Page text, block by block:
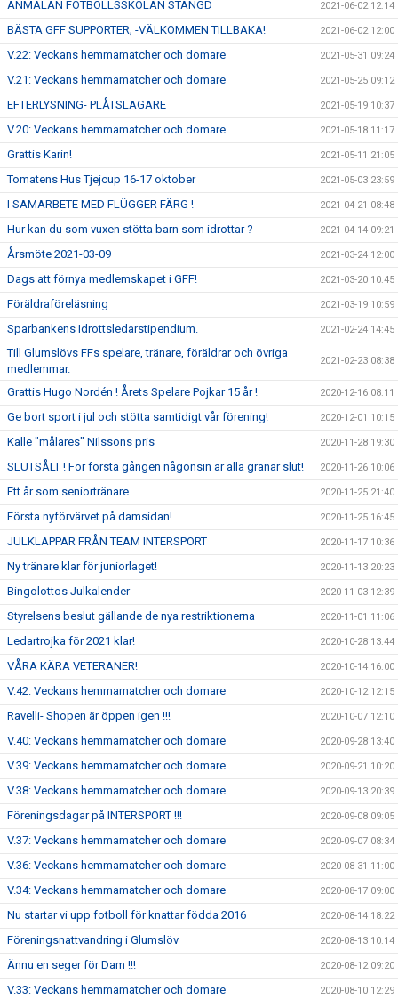
ANMÄLAN FOTBOLLSSKOLAN STÄNGD 2021-06-02 12:14
BÄSTA GFF SUPPORTER; -VÄLKOMMEN TILLBAKA! 2021-06-02 12:00
V.22: Veckans hemmamatcher och domare 2021-05-31 09:24
V.21: Veckans hemmamatcher och domare 2021-05-25 09:12
EFTERLYSNING- PLÅTSLAGARE 2021-05-19 10:37
V.20: Veckans hemmamatcher och domare 2021-05-18 11:17
Grattis Karin! 2021-05-11 21:05
Tomatens Hus Tjejcup 16-17 oktober 2021-05-03 23:59
I SAMARBETE MED FLÜGGER FÄRG ! 2021-04-21 08:48
Hur kan du som vuxen stötta barn som idrottar ? 2021-04-14 09:21
Årsmöte 2021-03-09 2021-03-24 12:00
Dags att förnya medlemskapet i GFF! 2021-03-20 10:45
Föräldraföreläsning 2021-03-19 10:59
Sparbankens Idrottsledarstipendium. 2021-02-24 14:45
Till Glumslövs FFs spelare, tränare, föräldrar och övriga
medlemmar.
2021-02-23 08:38
Grattis Hugo Nordén ! Årets Spelare Pojkar 15 år ! 2020-12-16 08:11
Ge bort sport i jul och stötta samtidigt vår förening! 2020-12-01 10:15
Kalle "målares" Nilssons pris 2020-11-28 19:30
SLUTSÅLT ! För första gången någonsin är alla granar slut! 2020-11-26 10:06
Ett år som seniortränare 2020-11-25 21:40
Första nyförvärvet på damsidan! 2020-11-25 16:45
JULKLAPPAR FRÅN TEAM INTERSPORT 2020-11-17 10:36
Ny tränare klar för juniorlaget! 2020-11-13 20:23
Bingolottos Julkalender 2020-11-03 12:39
Styrelsens beslut gällande de nya restriktionerna 2020-11-01 11:06
Ledartrojka för 2021 klar! 2020-10-28 13:44
VÅRA KÄRA VETERANER! 2020-10-14 16:00
V.42: Veckans hemmamatcher och domare 2020-10-12 12:15
Ravelli- Shopen är öppen igen !!! 2020-10-07 12:10
V.40: Veckans hemmamatcher och domare 2020-09-28 13:40
V.39: Veckans hemmamatcher och domare 2020-09-21 10:20
V.38: Veckans hemmamatcher och domare 2020-09-13 20:39
Föreningsdagar på INTERSPORT !!! 2020-09-08 09:05
V.37: Veckans hemmamatcher och domare 2020-09-07 08:34
V.36: Veckans hemmamatcher och domare 2020-08-31 11:00
V.34: Veckans hemmamatcher och domare 2020-08-17 09:00
Nu startar vi upp fotboll för knattar födda 2016 2020-08-14 18:22
Föreningsnattvandring i Glumslöv 2020-08-13 10:14
Ännu en seger för Dam !!! 2020-08-12 09:20
V.33: Veckans hemmamatcher och domare 2020-08-10 12:29